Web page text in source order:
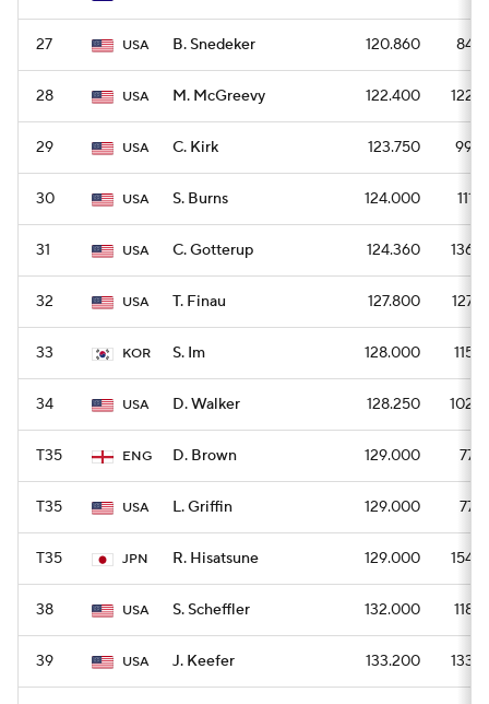
27 USA B. Snedeker 120.860 846
28 USA M. McGreevy 122.400 1224
29 USA C. Kirk 123.750 990
30 USA S. Burns 124.000 1116
31 USA C. Gotterup 124.360 1368
32 USA T. Finau 127.800 1278
33 KOR S. Im 128.000 1152
34 USA D. Walker 128.250 1026
T35 ENG D. Brown 129.000 774
T35 USA L. Griffin 129.000 774
T35 JPN R. Hisatsune 129.000 1548
38 USA S. Scheffler 132.000 1188
39 USA J. Keefer 133.200 1332